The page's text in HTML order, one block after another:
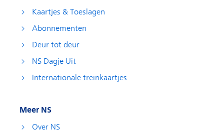
Kaartjes & Toeslagen
Abonnementen
Deur tot deur
NS Dagje Uit
Internationale treinkaartjes
Meer NS
Over NS